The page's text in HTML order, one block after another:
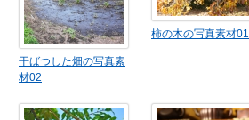
干ばつした畑の写真素
材02
柿の木の写真素材01